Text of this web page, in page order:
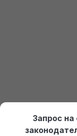
Отдел продаж:
+375 (29) 674-
Запрос на